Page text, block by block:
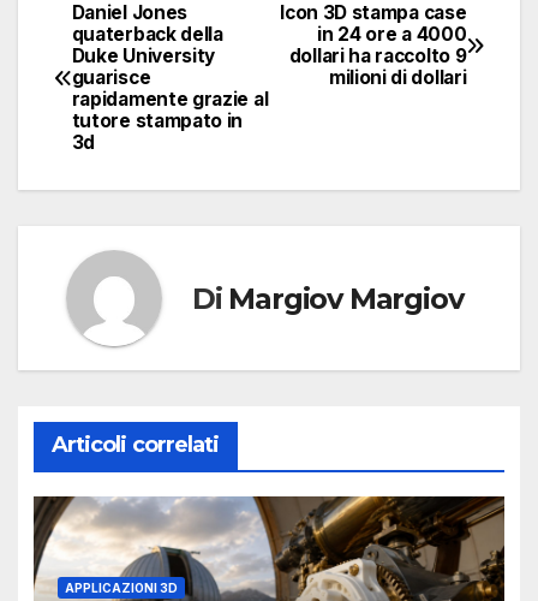
Navigazione
articoli
Icon 3D stampa case
in 24 ore a 4000
dollari ha raccolto 9
milioni di dollari
Daniel Jones
quaterback della
Duke University
guarisce
rapidamente grazie al
tutore stampato in
3d
Di Margiov Margiov
Articoli correlati
APPLICAZIONI 3D